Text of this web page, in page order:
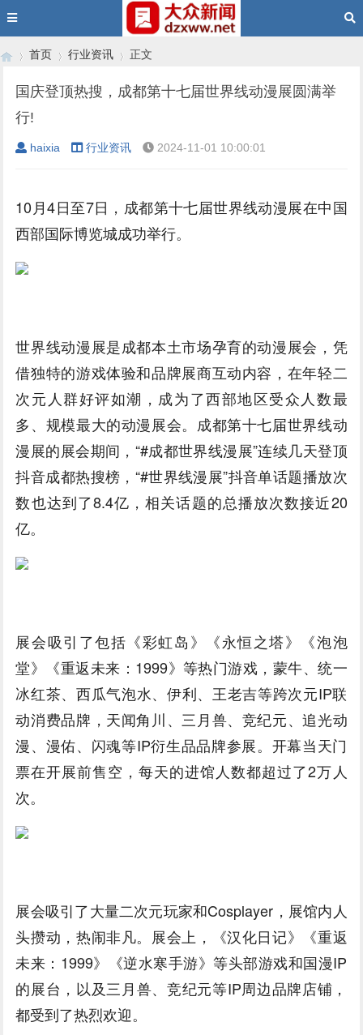
首页 行业资讯 正文
国庆登顶热搜，成都第十七届世界线动漫展圆满举
行!
haixia 行业资讯 2024-11-01 10:00:01
10月4日至7日，成都第十七届世界线动漫展在中国
西部国际博览城成功举行。
世界线动漫展是成都本土市场孕育的动漫展会，凭
借独特的游戏体验和品牌展商互动内容，在年轻二
次元人群好评如潮，成为了西部地区受众人数最
多、规模最大的动漫展会。成都第十七届世界线动
漫展的展会期间，“#成都世界线漫展”连续几天登顶
抖音成都热搜榜，“#世界线漫展”抖音单话题播放次
数也达到了8.4亿，相关话题的总播放次数接近20
亿。
展会吸引了包括《彩虹岛》《永恒之塔》《泡泡
堂》《重返未来：1999》等热门游戏，蒙牛、统一
冰红茶、西瓜气泡水、伊利、王老吉等跨次元IP联
动消费品牌，天闻角川、三月兽、竞纪元、追光动
漫、漫佑、闪魂等IP衍生品品牌参展。开幕当天门
票在开展前售空，每天的进馆人数都超过了2万人
次。
展会吸引了大量二次元玩家和Cosplayer，展馆内人
头攒动，热闹非凡。展会上，《汉化日记》《重返
未来：1999》《逆水寒手游》等头部游戏和国漫IP
的展台，以及三月兽、竞纪元等IP周边品牌店铺，
都受到了热烈欢迎。